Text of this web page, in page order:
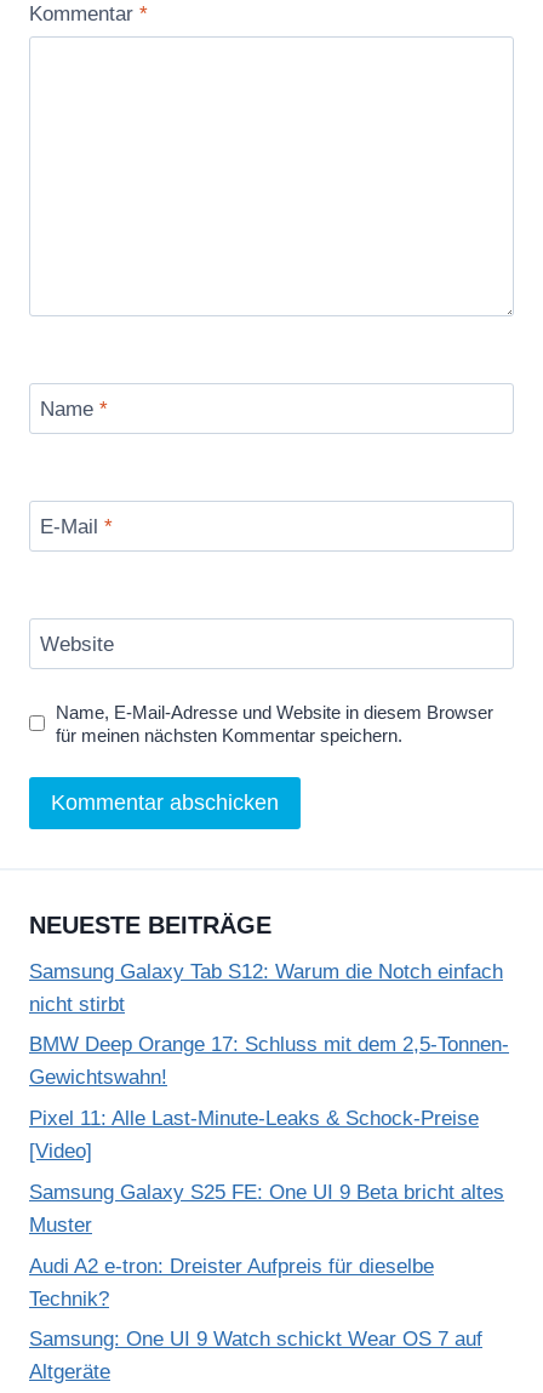
Kommentar *
Name *
E-Mail *
Website
Name, E-Mail-Adresse und Website in diesem Browser
für meinen nächsten Kommentar speichern.
NEUESTE BEITRÄGE
Samsung Galaxy Tab S12: Warum die Notch einfach
nicht stirbt
BMW Deep Orange 17: Schluss mit dem 2,5-Tonnen-
Gewichtswahn!
Pixel 11: Alle Last-Minute-Leaks & Schock-Preise
[Video]
Samsung Galaxy S25 FE: One UI 9 Beta bricht altes
Muster
Audi A2 e-tron: Dreister Aufpreis für dieselbe
Technik?
Samsung: One UI 9 Watch schickt Wear OS 7 auf
Altgeräte